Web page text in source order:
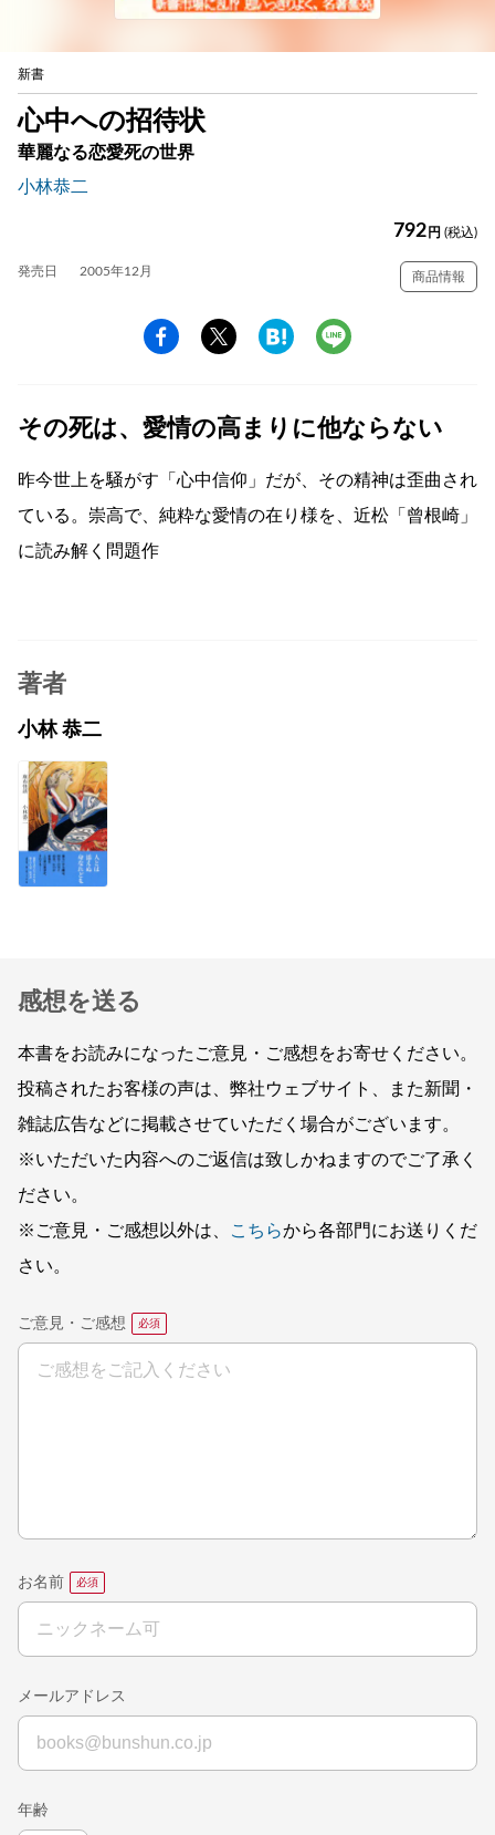
新書
心中への招待状
華麗なる恋愛死の世界
小林恭二
792 円 (税込)
発売日 2005年12月 商品情報
その死は、愛情の高まりに他ならない
昨今世上を騒がす「心中信仰」だが、その精神は歪曲され
ている。崇高で、純粋な愛情の在り様を、近松「曾根崎」
に読み解く問題作
著者
小林 恭二
感想を送る
本書をお読みになったご意見・ご感想をお寄せください。
投稿されたお客様の声は、弊社ウェブサイト、また新聞・
雑誌広告などに掲載させていただく場合がございます。
※いただいた内容へのご返信は致しかねますのでご了承く
ださい。
※ご意見・ご感想以外は、
こちらから各部門にお送りくだ
さい。
ご意見・ご感想
お名前
メールアドレス
年齢